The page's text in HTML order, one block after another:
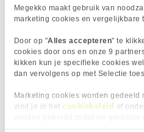
Megekko maakt gebruik van
marketing cookies en vergelijkbare
Door op "Alles accepteren" te
cookies door ons en onze 9
kikken kun je specifieke cookies
dan vervolgens op met Selectie
Marketing cookies worden
vind je in het cookiebeleid of
MSI MAG 242C 24"
Curved VA Gaming
2